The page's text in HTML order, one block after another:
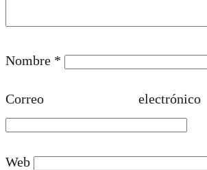
Nombre *
Correo
Web